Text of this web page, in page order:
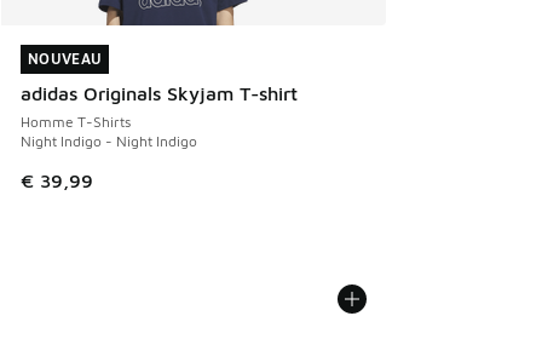
NOUVEAU
adidas Originals Skyjam T-shirt
Homme T-Shirts
Night Indigo - Night Indigo
€ 39,99
NOUVEAU